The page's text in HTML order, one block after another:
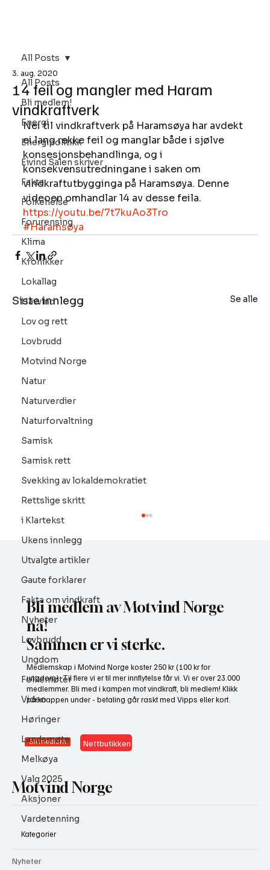
All Posts
Bli medlem!
Energi
Energipolitikk
Eivind Salen skriver
Fakta
Folkehelse
Forurensing
Klima
Kronikker
Lokallag
Havvind
Lov og rett
Lovbrudd
Motvind Norge
Natur
Naturverdier
Naturforvaltning
Samisk
Samisk rett
Svekking av lokaldemokratiet
Rettslige skritt
i Klartekst
Ukens innlegg
Utvalgte artikler
Gaute forklarer
Fakta om vindkraft
Nyheter
Lovbrudd
Ungdom
Folkemøter
Video
Høringer
Landsmøte
Melkøya
Valg 2025
Aksjoner
Vardetenning
All Posts
14 feil og mangler med Haram
vindkraftverk
3. aug. 2020
Nei til vindkraftverk på Haramsøya har avdekt
ei lang rekke feil og manglar både i sjølve
konsesjonsbehandlinga, og i
konsekvensutredningane i saken om
vindkraftutbygginga på Haramsøya. Denne
videoen omhandlar 14 av desse feila.
https://youtu.be/7t7kuAo3Tro
#Haramsøya
Siste innlegg Se alle
NHO bruker misvisende undersøkelse til å
presse fram mer vindkraft
Bli medlem av Motvind Norge
nå!
Sammen er vi sterke.
Medlemskap i Motvind Norge koster 250 kr (100 kr for
ungdom). Til flere vi er til mer innflytelse får vi. Vi er over 23.000
medlemmer. Bli med i kampen mot vindkraft, bli medlem! Klikk
på knappen under - betaling går raskt med Vipps eller kort.
Bli medlem Nettbutikken
Motvind Norge
Kategorier
Nyheter